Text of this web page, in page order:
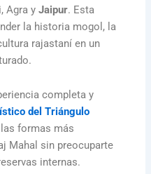
Agra yJaipur. Esta
la historia mogol, la
rajastaní en un
completa y
del Triángulo
formas más
Mahal sin preocuparte
internas.